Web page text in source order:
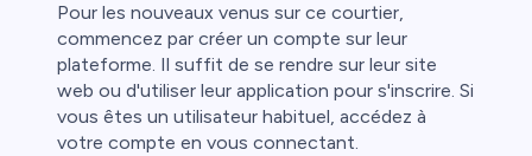
Pour les nouveaux venus sur ce courtier,
commencez par créer un compte sur leur
plateforme. Il suffit de se rendre sur leur site
web ou d'utiliser leur application pour s'inscrire. Si
vous êtes un utilisateur habituel, accédez à
votre compte en vous connectant.